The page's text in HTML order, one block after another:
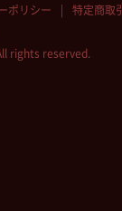
ポリシー 特定商取
rights reserved.